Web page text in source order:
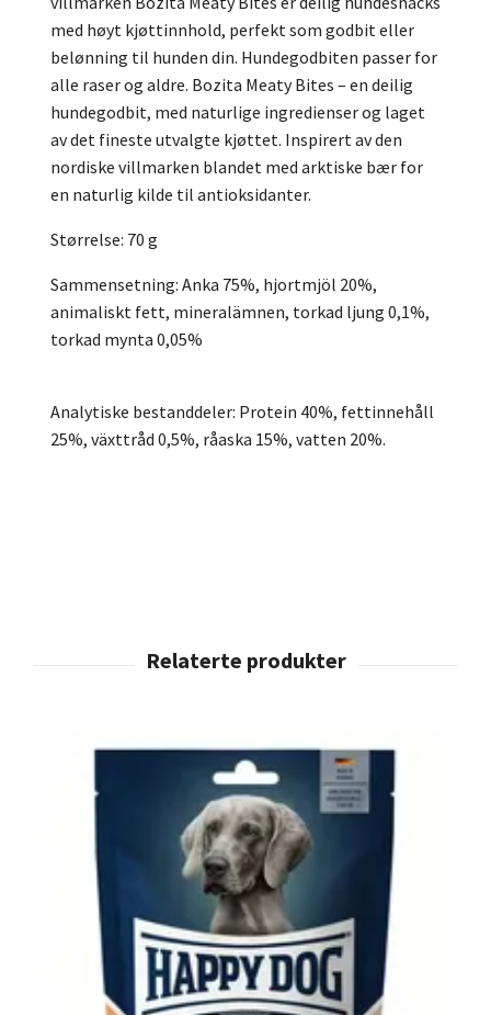
med høyt kjøttinnhold, perfekt som godbit eller
belønning til hunden din. Hundegodbiten passer for
alle raser og aldre. Bozita Meaty Bites – en deilig
hundegodbit, med naturlige ingredienser og laget
av det fineste utvalgte kjøttet. Inspirert av den
nordiske villmarken blandet med arktiske bær for
en naturlig kilde til antioksidanter.
Størrelse: 70 g
Sammensetning: Anka 75%, hjortmjöl 20%,
animaliskt fett, mineralämnen, torkad ljung 0,1%,
torkad mynta 0,05%
Analytiske bestanddeler: Protein 40%, fettinnehåll
25%, växttråd 0,5%, råaska 15%, vatten 20%.